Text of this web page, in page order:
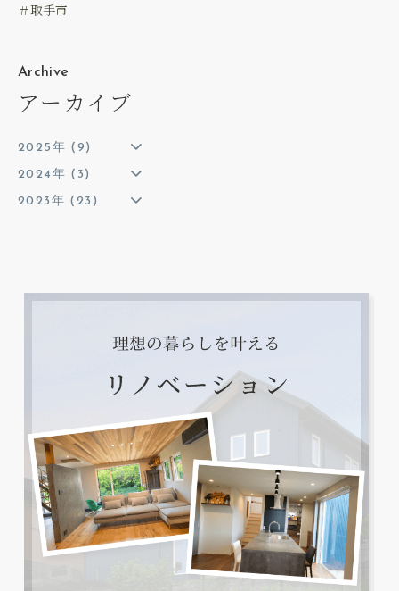
＃取手市
Archive
アーカイブ
2025年 (9)
2024年 (3)
2023年 (23)